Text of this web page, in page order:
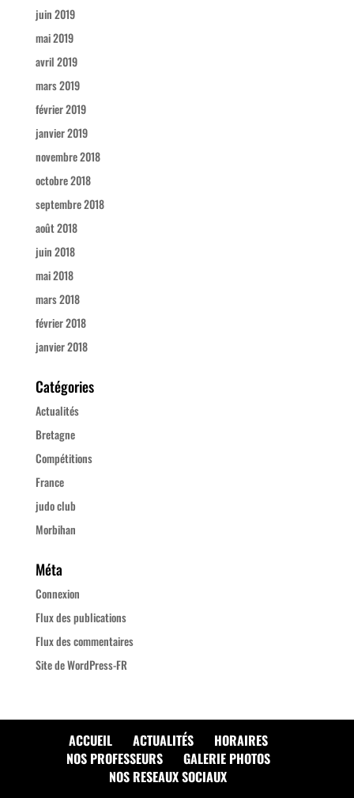
juin 2019
mai 2019
avril 2019
mars 2019
février 2019
janvier 2019
novembre 2018
octobre 2018
septembre 2018
août 2018
juin 2018
mai 2018
mars 2018
février 2018
janvier 2018
Catégories
Actualités
Bretagne
Compétitions
France
judo club
Morbihan
Méta
Connexion
Flux des publications
Flux des commentaires
Site de WordPress-FR
ACCUEIL ACTUALITÉS
HORAIRES
NOS PROFESSEURS
GALERIE PHOTOS
NOS RESEAUX SOCIAUX